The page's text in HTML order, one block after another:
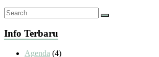
Info Terbaru
Agenda (4)